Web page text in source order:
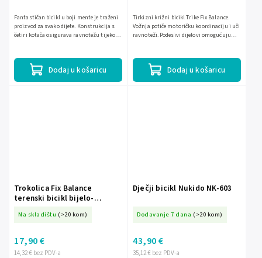
Dodaj u košaricu
Fantastičan bicikl u boji mente je traženi
proizvod za svako dijete. Konstrukcija s
četiri kotača osigurava ravnotežu tijekom
Dodaj u košaricu
Tirkizni križni bicikl Trike Fix Balance.
Vožnja potiče motoričku koordinaciju i uči
ravnoteži. Podesivi dijelovi omogućuju
Trokolica Fix Balance
terenski bicikl bijelo-
Na skladištu (>20 kom)
14,32 € bez PDV-a
17,90 €
Dječji bicikl Nukido NK-603
Dodavanje 7 dana (>20 kom)
35,12 € bez PDV-a
43,90 €